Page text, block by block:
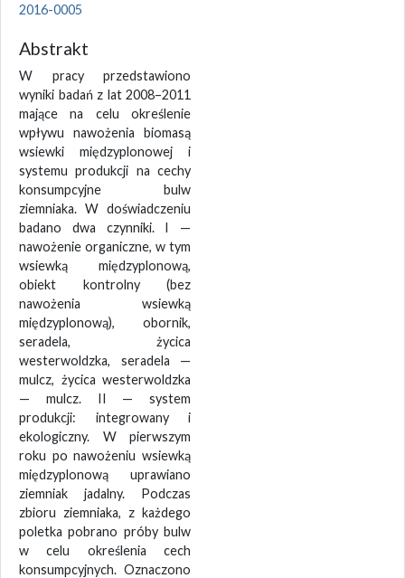
2016-0005
Abstrakt
W pracy przedstawiono
wyniki badań z lat 2008–2011
mające na celu określenie
wpływu nawożenia biomasą
wsiewki międzyplonowej i
systemu produkcji na cechy
konsumpcyjne bulw
ziemniaka. W doświadczeniu
badano dwa czynniki. I —
nawożenie organiczne, w tym
wsiewką międzyplonową,
obiekt kontrolny (bez
nawożenia wsiewką
międzyplonową), obornik,
seradela, życica
westerwoldzka, seradela —
mulcz, życica westerwoldzka
— mulcz. II — system
produkcji: integrowany i
ekologiczny. W pierwszym
roku po nawożeniu wsiewką
międzyplonową uprawiano
ziemniak jadalny. Podczas
zbioru ziemniaka, z każdego
poletka pobrano próby bulw
w celu określenia cech
konsumpcyjnych. Oznaczono